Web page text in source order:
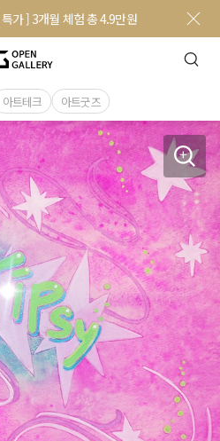
가 ] 3개월 체험 총 4.9만원
아트테크 아트굿즈